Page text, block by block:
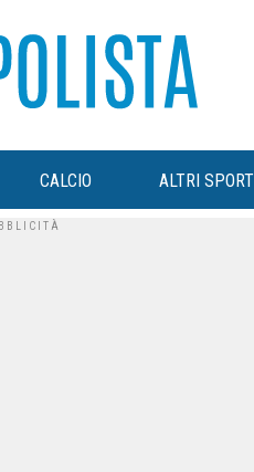
CALCIO ALTRI SPORT